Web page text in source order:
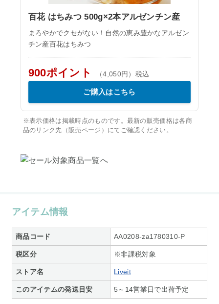
百花 はちみつ 500g×2本アルゼンチン産
まろやかでクセがない！自然の恵み豊かなアルゼン
チン産百花はちみつ
900ポイント （4,050円）税込
ご購入はこちら
※表示価格は掲載時点のものです。最新の販売価格は各商
品のリンク先（販売ページ）にてご確認ください。
アイテム情報
商品コード AA0208-za1780310-P
税区分 ※非課税対象
ストア名 Liveit
このアイテムの発送目安 5～14営業日で出荷予定